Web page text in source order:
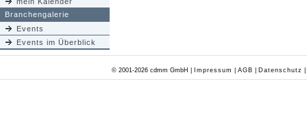
Branchengalerie
Events
Events im Überblick
© 2001-2026 cdmm GmbH | Impressum AGB Datenschutz